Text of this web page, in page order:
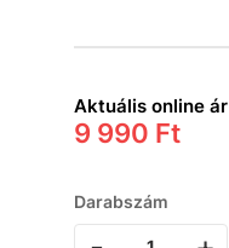
Aktuális online ár
9 990 Ft
Darabszám